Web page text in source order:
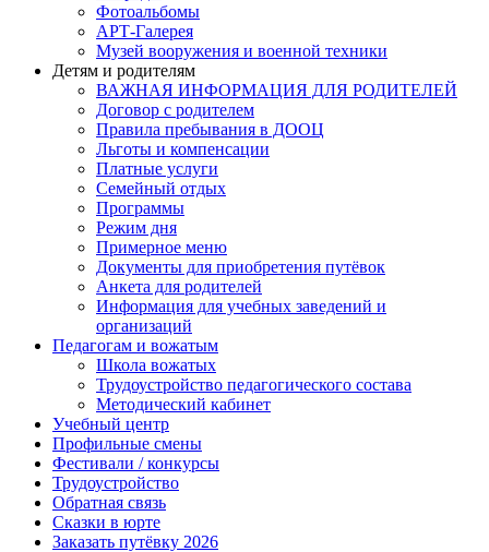
Фотоальбомы
АРТ-Галерея
Музей вооружения и военной техники
Детям и родителям
ВАЖНАЯ ИНФОРМАЦИЯ ДЛЯ РОДИТЕЛЕЙ
Договор с родителем
Правила пребывания в ДООЦ
Льготы и компенсации
Платные услуги
Семейный отдых
Программы
Режим дня
Примерное меню
Документы для приобретения путёвок
Анкета для родителей
Информация для учебных заведений и
организаций
Педагогам и вожатым
Школа вожатых
Трудоустройство педагогического состава
Методический кабинет
Учебный центр
Профильные смены
Фестивали / конкурсы
Трудоустройство
Обратная связь
Сказки в юрте
Заказать путёвку 2026